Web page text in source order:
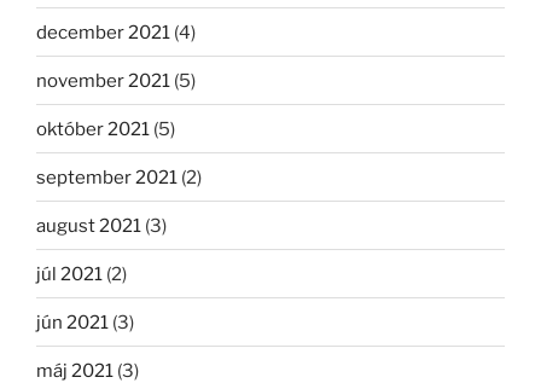
december 2021 (4)
november 2021 (5)
október 2021 (5)
september 2021 (2)
august 2021 (3)
júl 2021 (2)
jún 2021 (3)
máj 2021 (3)